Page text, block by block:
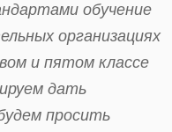
обучение
организациях
и пятом классе
дать
просить